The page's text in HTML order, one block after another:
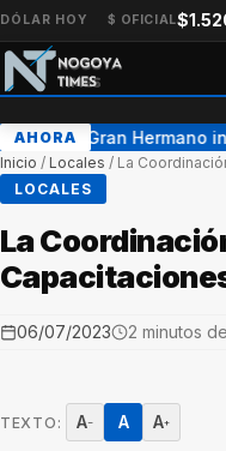
DÓLAR HOY $ OFICIAL
AHORA
Una ex Gran Hermano
Inicio / Locales / La
LOCALES
La
06/07/2023 2 minutos
TEXTO: A− A A+